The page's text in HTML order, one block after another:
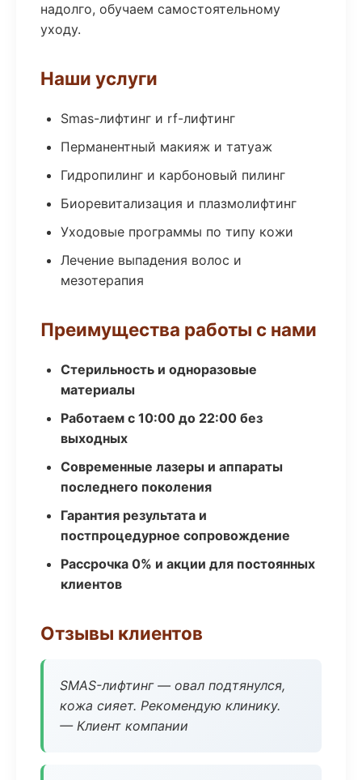
надолго, обучаем самостоятельному
уходу.
Наши услуги
Smas-лифтинг и rf-лифтинг
Перманентный макияж и татуаж
Гидропилинг и карбоновый пилинг
Биоревитализация и плазмолифтинг
Уходовые программы по типу кожи
Лечение выпадения волос и
мезотерапия
Преимущества работы с нами
Стерильность и одноразовые
материалы
Работаем с 10:00 до 22:00 без
выходных
Современные лазеры и аппараты
последнего поколения
Гарантия результата и
постпроцедурное сопровождение
Рассрочка 0% и акции для постоянных
клиентов
Отзывы клиентов
SMAS-лифтинг — овал подтянулся,
кожа сияет. Рекомендую клинику.
— Клиент компании